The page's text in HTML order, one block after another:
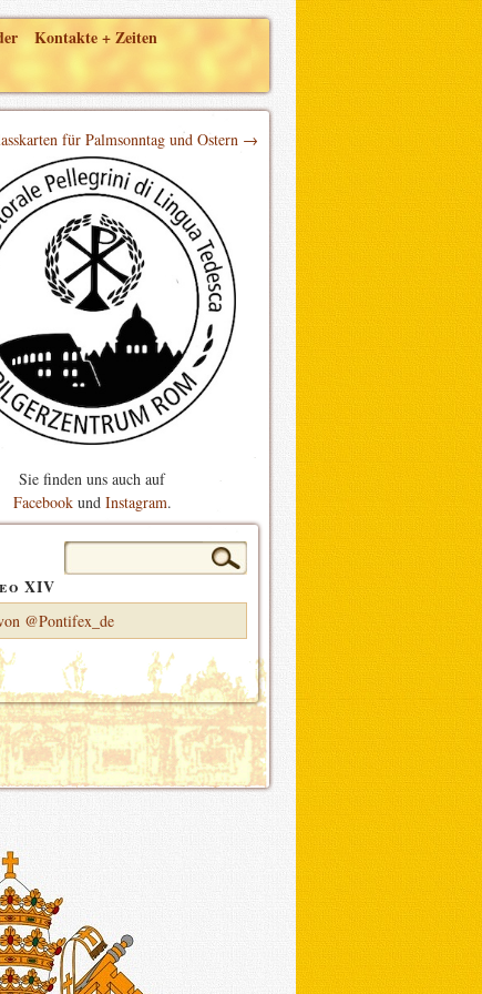
Kontakte + Zeiten
für Palmsonntag und Ostern →
Sie finden uns auch auf
Facebookund Instagram.
Suchen
XIV
@Pontifex_de